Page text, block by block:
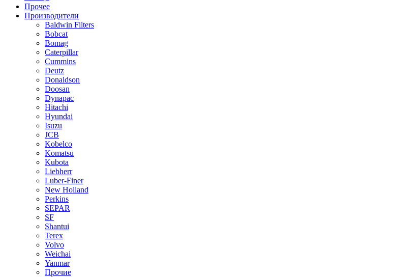
Прочее
Производители
Baldwin Filters
Bobcat
Bomag
Caterpillar
Cummins
Deutz
Donaldson
Doosan
Dynapac
Hitachi
Hyundai
Isuzu
JCB
Kobelco
Komatsu
Kubota
Liebherr
Luber-Finer
New Holland
Perkins
SEPAR
SF
Shantui
Terex
Volvo
Weichai
Yanmar
Прочие